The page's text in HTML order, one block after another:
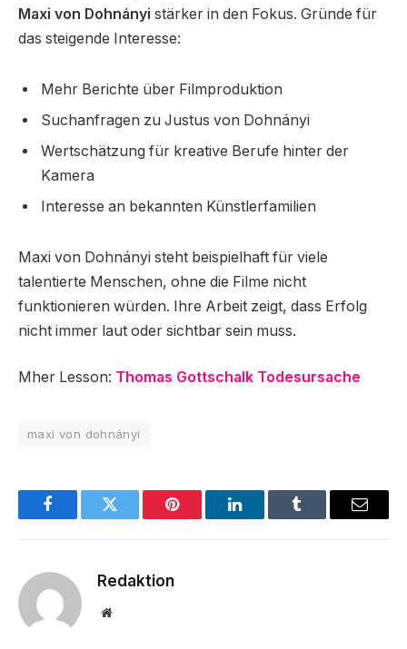
Maxi von Dohnányi stärker in den Fokus. Gründe für
das steigende Interesse:
Mehr Berichte über Filmproduktion
Suchanfragen zu Justus von Dohnányi
Wertschätzung für kreative Berufe hinter der
Kamera
Interesse an bekannten Künstlerfamilien
Maxi von Dohnányi steht beispielhaft für viele
talentierte Menschen, ohne die Filme nicht
funktionieren würden. Ihre Arbeit zeigt, dass Erfolg
nicht immer laut oder sichtbar sein muss.
Mher Lesson: Thomas Gottschalk Todesursache
maxi von dohnányi
FacebookTwitter Pinterest LinkedInTumblr Email
Redaktion
Website